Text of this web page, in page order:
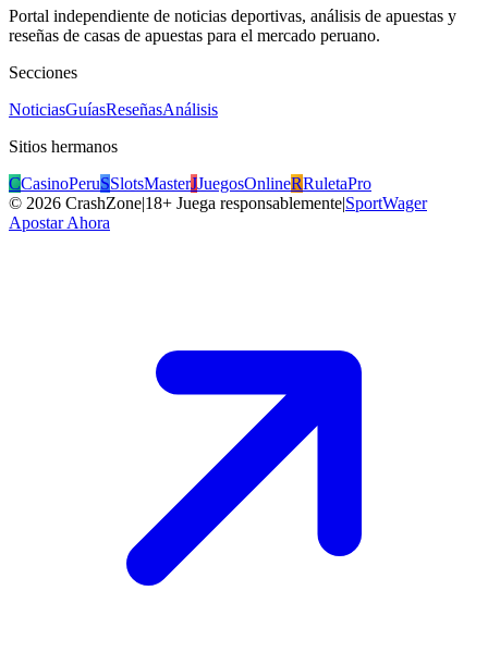
Portal independiente de noticias deportivas, análisis de apuestas y
reseñas de casas de apuestas para el mercado peruano.
Secciones
NoticiasGuíasReseñasAnálisis
Sitios hermanos
CCasinoPeruSSlotsMasterJJuegosOnlineRRuletaPro
© 2026 CrashZone|18+ Juega responsablemente|SportWager
Apostar Ahora